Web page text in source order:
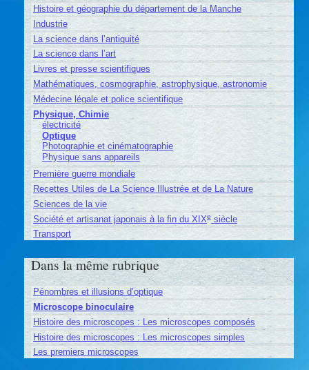
Histoire et géographie du département de la Manche
Industrie
La science dans l’antiquité
La science dans l’art
Livres et presse scientifiques
Mathématiques, cosmographie, astrophysique, astronomie
Médecine légale et police scientifique
Physique, Chimie
électricité
Optique
Photographie et cinématographie
Physique sans appareils
Première guerre mondiale
Recettes Utiles de La Science Illustrée et de La Nature
Sciences de la vie
Société et artisanat japonais à la fin du XIXesiècle
Transport
Dans la même rubrique
Pénombres et illusions d’optique
Microscope binoculaire
Histoire des microscopes : Les microscopes composés
Histoire des microscopes : Les microscopes simples
Les premiers microscopes